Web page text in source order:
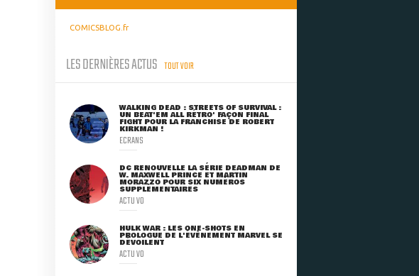
COMICSBLOG.fr
LES DERNIÈRES ACTUS TOUT VOIR
WALKING DEAD : STREETS OF SURVIVAL :
UN BEAT'EM ALL RÉTRO' FAÇON FINAL
FIGHT POUR LA FRANCHISE DE ROBERT
KIRKMAN !
ECRANS
DC RENOUVELLE LA SÉRIE DEADMAN DE
W. MAXWELL PRINCE ET MARTIN
MORAZZO POUR SIX NUMÉROS
SUPPLÉMENTAIRES
ACTU VO
HULK WAR : LES ONE-SHOTS EN
PROLOGUE DE L'ÉVÈNEMENT MARVEL SE
DÉVOILENT
ACTU VO